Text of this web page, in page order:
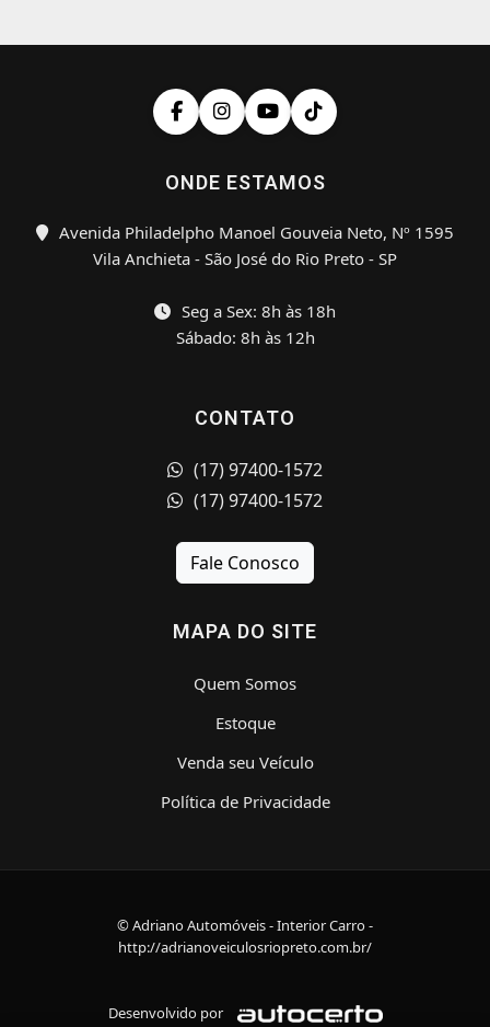
ONDE ESTAMOS
Avenida Philadelpho Manoel Gouveia Neto, Nº 1595
Vila Anchieta - São José do Rio Preto - SP
Seg a Sex: 8h às 18h
Sábado: 8h às 12h
CONTATO
(17) 97400-1572
(17) 97400-1572
Fale Conosco
MAPA DO SITE
Quem Somos
Estoque
Venda seu Veículo
Política de Privacidade
© Adriano Automóveis - Interior Carro -
http://adrianoveiculosriopreto.com.br/
Desenvolvido por